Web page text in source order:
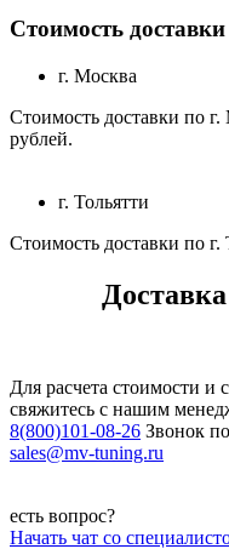
Стоимость доставки
г. Москва
Стоимость доставки по
рублей.
г. Тольятти
Стоимость доставки по г.
Для расчета стоимости
свяжитесь с нашим
8(800)101-08-26 Звонок
sales@mv-tuning.ru
есть вопрос?
Начать чат со